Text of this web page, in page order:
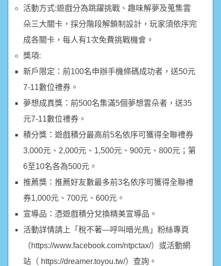
活動方式:遊戲分為跳躍挑戰、趣味解夢及蒐集雲
朵三大關卡，採分階段解鎖制設計，玩家須依序完
成各關卡，每人有1次免費挑戰機會。
獎項:
新戶限定：前100名申辦手機條碼成功者，送50元
7-11數位禮券。
夢想成真獎：前500名集滿5個夢想雲朵者，送35
元7-11數位禮券。
積分獎：遊戲積分最高前5名依序可獲得全聯禮券
3,000元、2,000元、1,500元、900元、800元；第
6至10名各為500元。
推薦獎：推薦好友數最多前3名依序可獲得全聯禮
券1,000元、700元、600元。
宣導品：憑遊戲積分兌換精美宣導品。
活動詳情請上「稅不著—呼叫暗光鳥」粉絲專頁
（https://www.facebook.com/ntpctax/）或活動網
站（ https://dreamer.toyou.tw/）查詢。